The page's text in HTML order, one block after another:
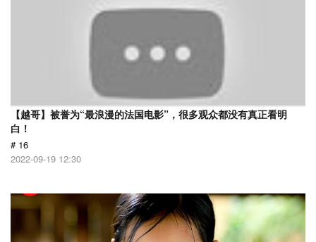
【越哥】被誉为“最浪漫的法国电影”，很多观众都没有真正看明
白！
# 16
2022-09-19 12:30